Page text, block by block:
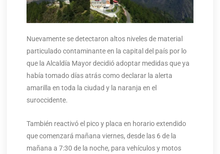
Nuevamente se detectaron altos niveles de material
particulado contaminante en la capital del país por lo
que la Alcaldía Mayor decidió adoptar medidas que ya
había tomado días atrás como declarar la alerta
amarilla en toda la ciudad y la naranja en el
suroccidente.
También reactivó el pico y placa en horario extendido
que comenzará mañana viernes, desde las 6 de la
mañana a 7:30 de la noche, para vehículos y motos